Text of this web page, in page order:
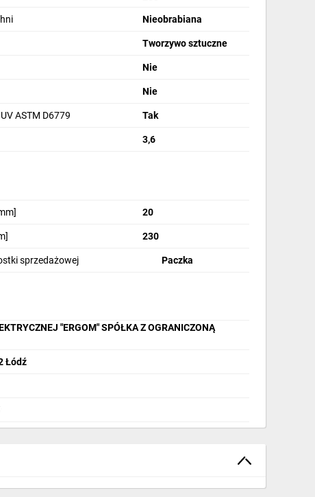
Nieobrabiana
Tworzywo sztuczne
Nie
Nie
ASTM D6779 Tak
3,6
20
230
sprzedażowej Paczka
"ERGOM" SPÓŁKA Z OGRANICZONĄ
Łódź